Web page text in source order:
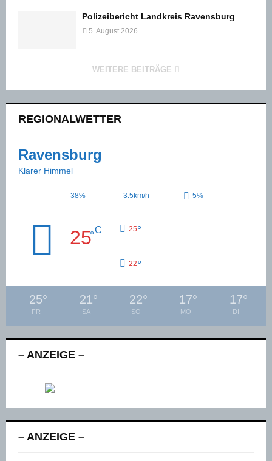
Polizeibericht Landkreis Ravensburg
5. August 2026
WEITERE BEITRÄGE
REGIONALWETTER
Ravensburg
Klarer Himmel
38% 3.5km/h 5%
25°C 25°
22°
25°
FR
21°
SA
22°
SO
17°
MO
17°
DI
– ANZEIGE –
– ANZEIGE –